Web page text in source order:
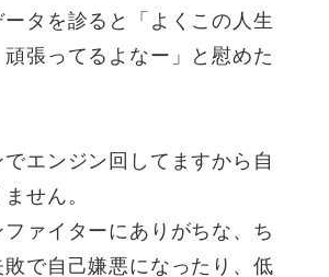
タを診ると「よくこの人生
張ってるよなー」と慰めた
エンジン回してますから自
せん。
ァイターにありがちな、ち
敗で自己嫌悪になったり、低